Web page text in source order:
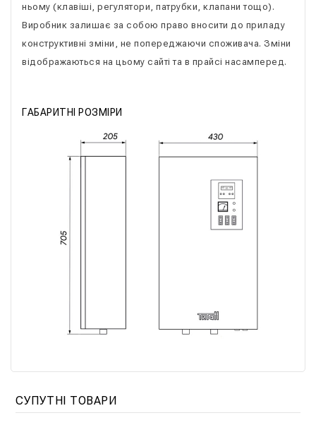
ньому (клавіші, регулятори, патрубки, клапани тощо).
Виробник залишає за собою право вносити до приладу
конструктивні зміни, не попереджаючи споживача. Зміни
відображаються на цьому сайті та в прайсі насамперед.
ГАБАРИТНІ РОЗМІРИ
СУПУТНІ ТОВАРИ